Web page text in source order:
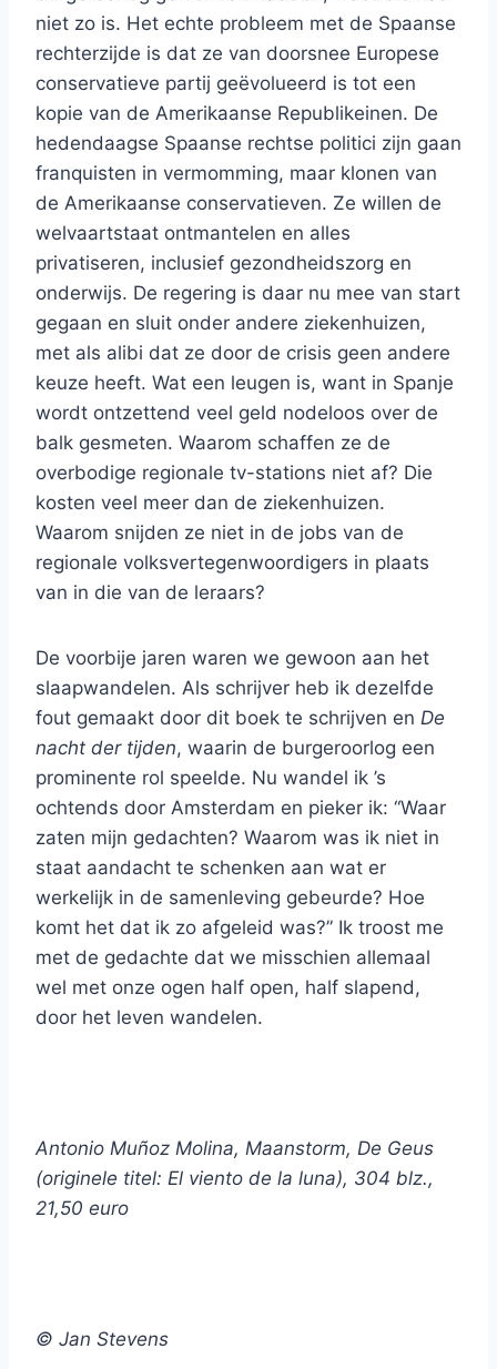
niet zo is. Het echte probleem met de Spaanse
rechterzijde is dat ze van doorsnee Europese
conservatieve partij geëvolueerd is tot een
kopie van de Amerikaanse Republikeinen. De
hedendaagse Spaanse rechtse politici zijn gaan
franquisten in vermomming, maar klonen van
de Amerikaanse conservatieven. Ze willen de
welvaartstaat ontmantelen en alles
privatiseren, inclusief gezondheidszorg en
onderwijs. De regering is daar nu mee van start
gegaan en sluit onder andere ziekenhuizen,
met als alibi dat ze door de crisis geen andere
keuze heeft. Wat een leugen is, want in Spanje
wordt ontzettend veel geld nodeloos over de
balk gesmeten. Waarom schaffen ze de
overbodige regionale tv-stations niet af? Die
kosten veel meer dan de ziekenhuizen.
Waarom snijden ze niet in de jobs van de
regionale volksvertegenwoordigers in plaats
van in die van de leraars?
De voorbije jaren waren we gewoon aan het
slaapwandelen. Als schrijver heb ik dezelfde
fout gemaakt door dit boek te schrijven en De
nacht der tijden, waarin de burgeroorlog een
prominente rol speelde. Nu wandel ik ’s
ochtends door Amsterdam en pieker ik: “Waar
zaten mijn gedachten? Waarom was ik niet in
staat aandacht te schenken aan wat er
werkelijk in de samenleving gebeurde? Hoe
komt het dat ik zo afgeleid was?” Ik troost me
met de gedachte dat we misschien allemaal
wel met onze ogen half open, half slapend,
door het leven wandelen.
Antonio Muñoz Molina, Maanstorm, De Geus
(originele titel: El viento de la luna), 304 blz.,
21,50 euro
© Jan Stevens